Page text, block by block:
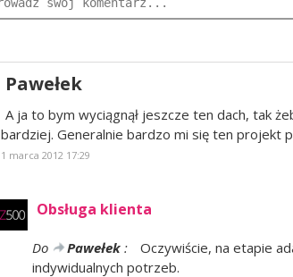
Pawełek
A ja to bym wyciągnął jeszcze ten dach, tak
bardziej. Generalnie bardzo mi się ten projekt
1 marca 2012 17:29
Obsługa klienta
Do Pawełek :
Oczywiście, na etapie
indywidualnych potrzeb.